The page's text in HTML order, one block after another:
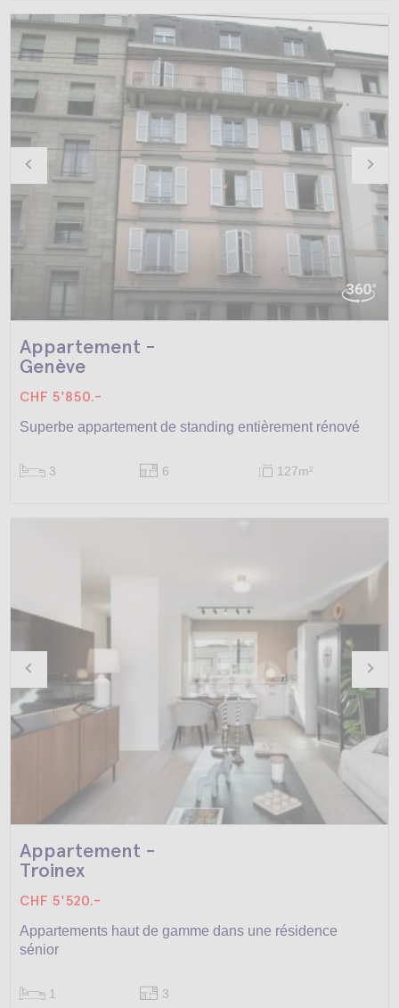
Appartement -
Genève
CHF 5'850.-
Superbe appartement de standing entièrement rénové
3 6 127m2
Appartement -
Troinex
CHF 5'520.-
Appartements haut de gamme dans une résidence
sénior
1 3